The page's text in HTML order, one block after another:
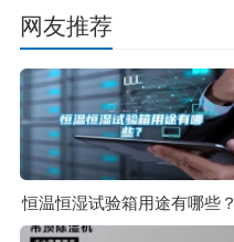
网友推荐
恒温恒湿试验箱用途有哪些？